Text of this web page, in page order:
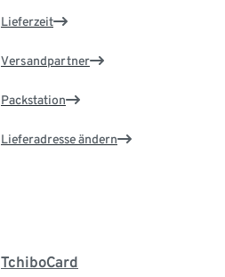
Lieferzeit
Versandpartner
Packstation
Lieferadresse ändern
TchiboCard